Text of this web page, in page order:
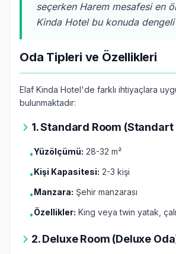
seçerken Harem mesafesi en
Kinda Hotel bu konuda
Oda Tipleri ve Özellikleri
Elaf Kinda Hotel'de farklı ihtiyaçlara
bulunmaktadır:
1. Standard Room (Standart
•Yüzölçümü: 28-32 m²
•Kişi Kapasitesi: 2-3 kişi
•Manzara: Şehir manzarası
•Özellikler: King veya twin yatak,
2. Deluxe Room (Deluxe